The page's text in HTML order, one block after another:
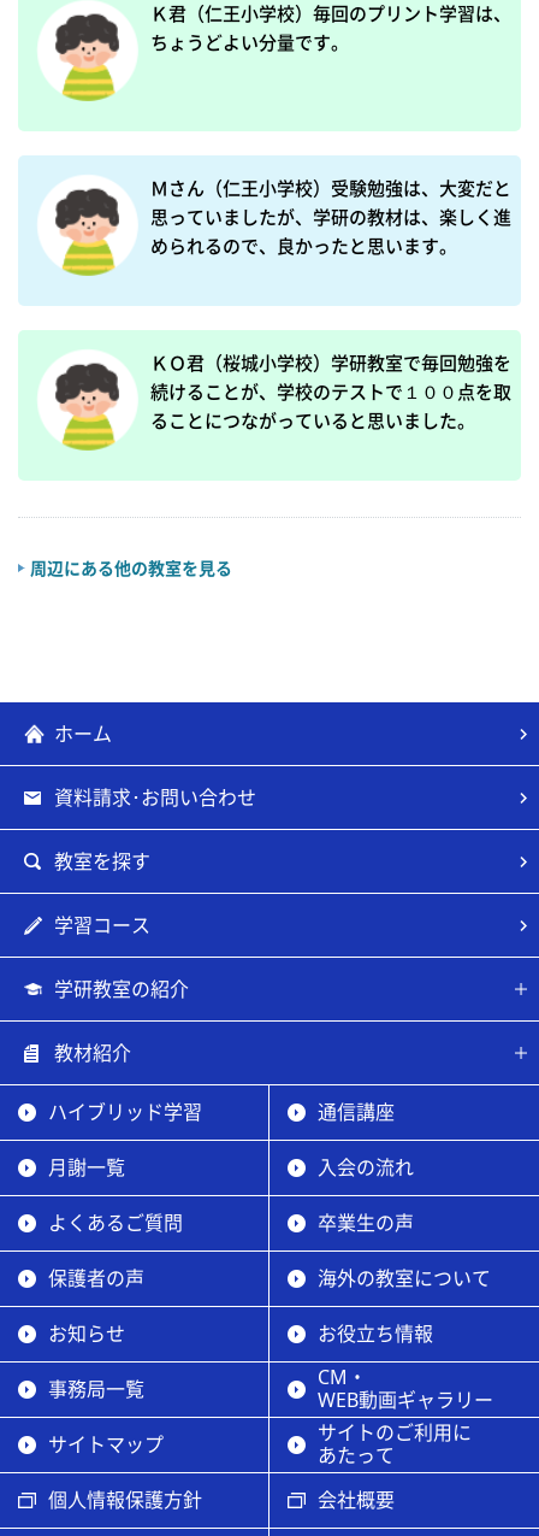
Ｋ君（仁王小学校）毎回のプリント学習は、
ちょうどよい分量です。
Ｍさん（仁王小学校）受験勉強は、大変だと
思っていましたが、学研の教材は、楽しく進
められるので、良かったと思います。
ＫＯ君（桜城小学校）学研教室で毎回勉強を
続けることが、学校のテストで１００点を取
ることにつながっていると思いました。
周辺にある他の教室を見る
ホーム
資料請求･お問い合わせ
教室を探す
学習コース
学研教室の紹介
教材紹介
ハイブリッド学習 通信講座
月謝一覧 入会の流れ
よくあるご質問 卒業生の声
保護者の声 海外の教室について
お知らせ お役立ち情報
事務局一覧
CM・
WEB動画ギャラリー
サイトマップ
サイトのご利用に
あたって
個人情報保護方針
会社概要